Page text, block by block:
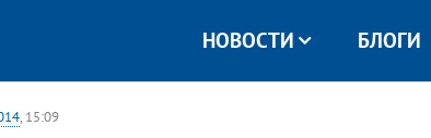
НОВОСТИ БЛОГИ
, 15:09